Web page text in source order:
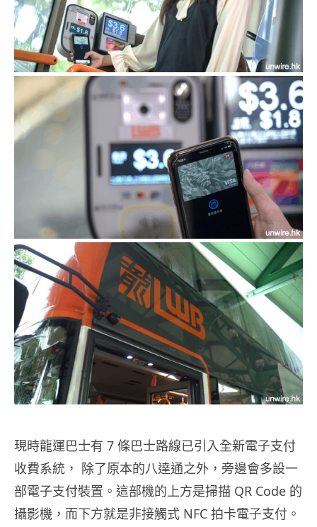
現時龍運巴士有 7 條巴士路線已引入全新電子支付
收費系統， 除了原本的八達通之外，旁邊會多設一
部電子支付裝置。這部機的上方是掃描 QR Code 的
攝影機，而下方就是非接觸式 NFC 拍卡電子支付。